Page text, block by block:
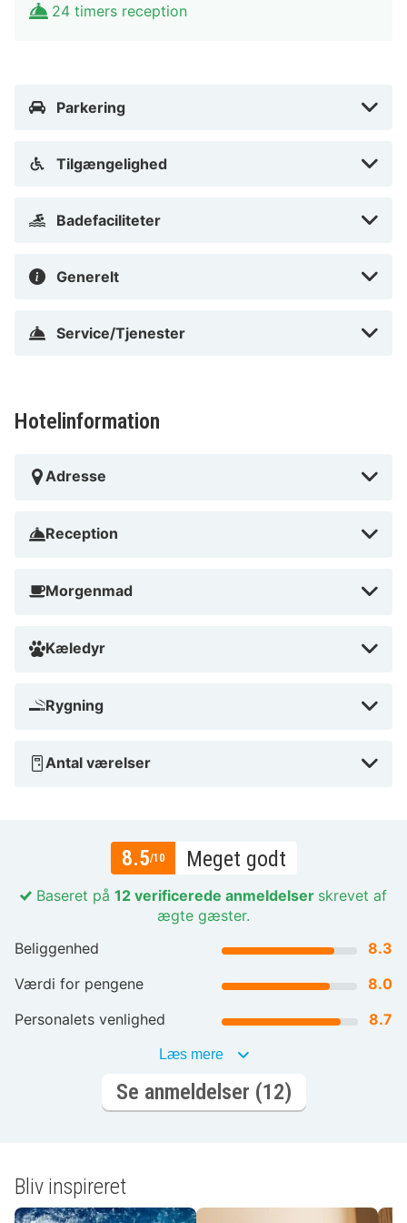
24 timers reception
Parkering
Tilgængelighed
Badefaciliteter
Generelt
Service/Tjenester
Hotelinformation
Adresse
Reception
Morgenmad
Kæledyr
Rygning
Antal værelser
8.5/10 Meget godt
Baseret på 12 verificerede anmeldelser skrevet af
ægte gæster.
Beliggenhed
8.3
Værdi for pengene
8.0
Personalets venlighed
8.7
Læs mere
Se anmeldelser (12)
Bliv inspireret